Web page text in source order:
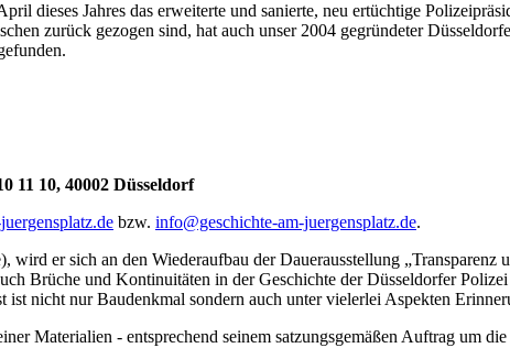
dieses Jahres das erweiterte und sanierte, neu ertüchtige
zurück gezogen sind, hat auch unser 2004 gegründeter
11 10, 40002 Düsseldorf
bzw. info@geschichte-am-juergensplatz.de.
er sich an den Wiederaufbau der Dauerausstellung „Transparenz
Brüche und Kontinuitäten in der Geschichte der Düsseldorfer
nicht nur Baudenkmal sondern auch unter vielerlei Aspekten
Materialien - entsprechend seinem satzungsgemäßen Auftrag um